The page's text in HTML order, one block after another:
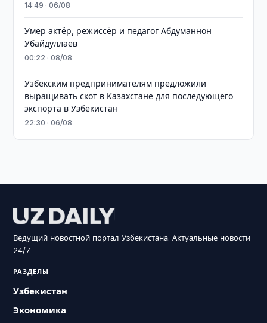
14:49 · 06/08
Умер актёр, режиссёр и педагог Абдуманнон
Убайдуллаев
00:22 · 08/08
Узбекским предпринимателям предложили
выращивать скот в Казахстане для последующего
экспорта в Узбекистан
22:30 · 06/08
Ведущий новостной портал Узбекистана. Актуальные новости
24/7.
РАЗДЕЛЫ
Узбекистан
Экономика